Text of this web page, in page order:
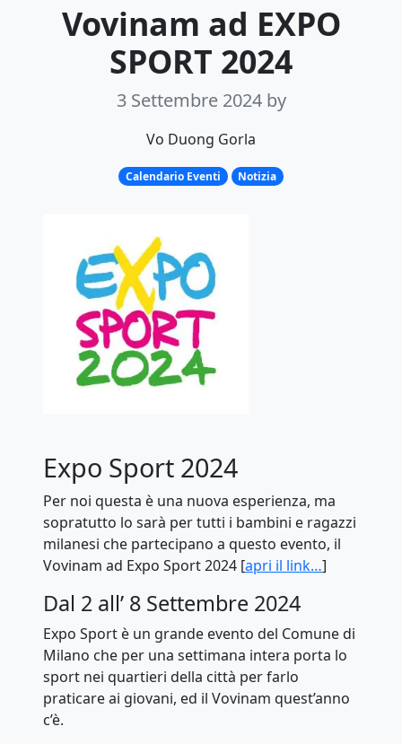
Vovinam ad EXPO
SPORT 2024
3 Settembre 2024 by
Vo Duong Gorla
Calendario Eventi Notizia
Expo Sport 2024
Per noi questa è una nuova esperienza, ma
sopratutto lo sarà per tutti i bambini e ragazzi
milanesi che partecipano a questo evento, il
Vovinam ad Expo Sport 2024 [apri il link…]
Dal 2 all’ 8 Settembre 2024
Expo Sport è un grande evento del Comune di
Milano che per una settimana intera porta lo
sport nei quartieri della città per farlo
praticare ai giovani, ed il Vovinam quest’anno
c’è.